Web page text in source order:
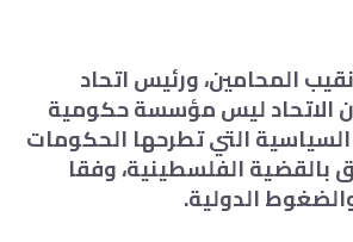
المحامين، ورئيس اتحاد
الاتحاد ليس مؤسسة حكومية
التي تطرحها الحكومات
بالقضية الفلسطينية، وفقا
الدولية.